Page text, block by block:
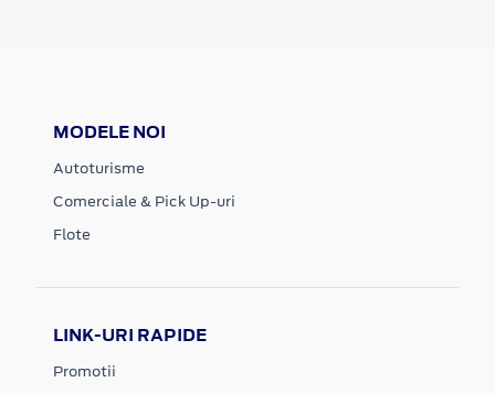
MODELE NOI
Autoturisme
Comerciale & Pick Up-uri
Flote
LINK-URI RAPIDE
Promotii